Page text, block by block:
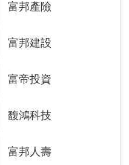
富邦產險
富邦建設
富帝投資
馥鴻科技
富邦人壽